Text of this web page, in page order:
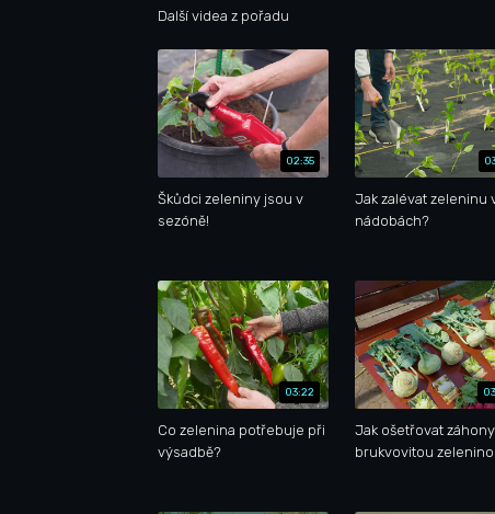
Další videa z pořadu
02:35
Škůdci zeleniny jsou v
sezóně!
Jak zalévat zeleninu
nádobách?
03:22
Co zelenina potřebuje při
výsadbě?
Jak ošetřovat
brukvovitou